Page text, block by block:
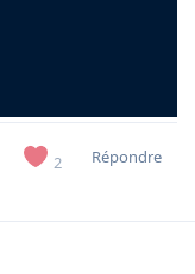
2 Répondre